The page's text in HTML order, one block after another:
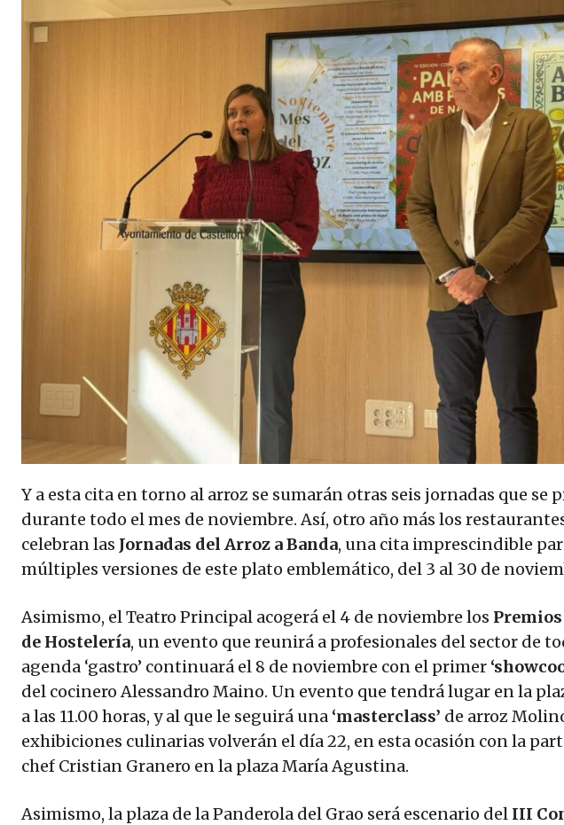
Y a esta cita en torno al arroz se sumarán otras seis jornadas que se
durante todo el mes de noviembre. Así, otro año más los
celebran las Jornadas del Arroz a Banda, una cita imprescindible
múltiples versiones de este plato emblemático, del 3 al 30 de
Asimismo, el Teatro Principal acogerá el 4 de noviembre los
de Hostelería, un evento que reunirá a profesionales del sector de
agenda ‘gastro’ continuará el 8 de noviembre con el primer
del cocinero Alessandro Maino. Un evento que tendrá lugar en la
a las 11.00 horas, y al que le seguirá una ‘masterclass’ de arroz
exhibiciones culinarias volverán el día 22, en esta ocasión con la
chef Cristian Granero en la plaza María Agustina.
Asimismo, la plaza de la Panderola del Grao será escenario del III